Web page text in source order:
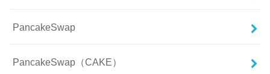
PancakeSwap
PancakeSwap（CAKE）